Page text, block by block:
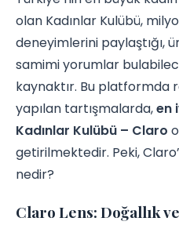
olan Kadınlar Kulübü,
deneyimlerini paylaştığı,
samimi yorumlar
kaynaktır. Bu platformda
yapılan tartışmalarda,en
Kadınlar Kulübü – Claro
getirilmektedir. Peki,
nedir?
Claro Lens: Doğallık